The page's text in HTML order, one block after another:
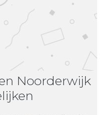
Noorderwijk